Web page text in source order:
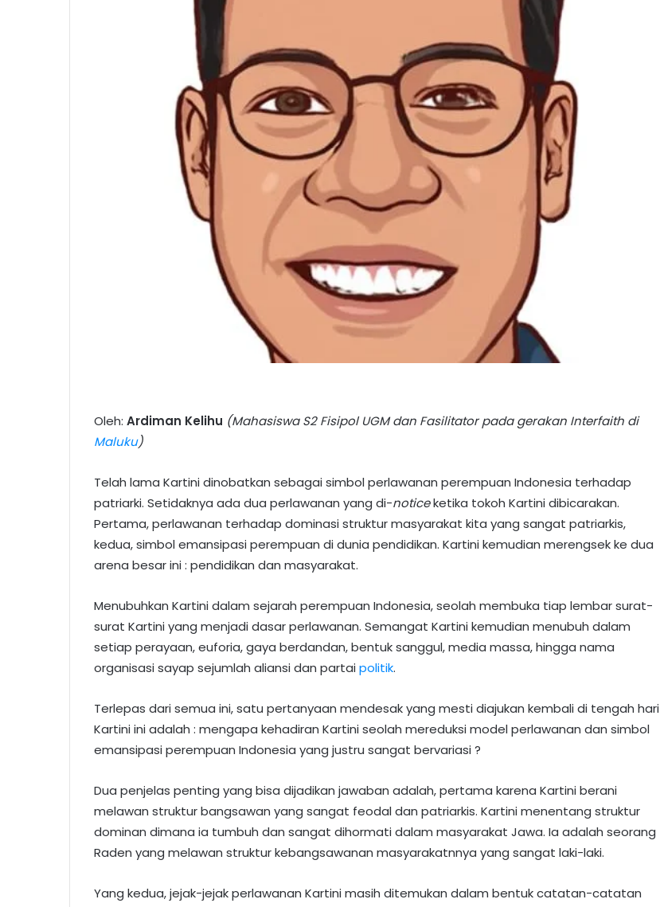
Oleh: Ardiman Kelihu (Mahasiswa S2 Fisipol UGM dan Fasilitator pada gerakan Interfaith di
Maluku)
Telah lama Kartini dinobatkan sebagai simbol perlawanan perempuan Indonesia terhadap
patriarki. Setidaknya ada dua perlawanan yang di-noticeketika tokoh Kartini dibicarakan.
Pertama, perlawanan terhadap dominasi struktur masyarakat kita yang sangat patriarkis,
kedua, simbol emansipasi perempuan di dunia pendidikan. Kartini kemudian merengsek ke dua
arena besar ini : pendidikan dan masyarakat.
Menubuhkan Kartini dalam sejarah perempuan Indonesia, seolah membuka tiap lembar surat-
surat Kartini yang menjadi dasar perlawanan. Semangat Kartini kemudian menubuh dalam
setiap perayaan, euforia, gaya berdandan, bentuk sanggul, media massa, hingga nama
organisasi sayap sejumlah aliansi dan partaipolitik.
Terlepas dari semua ini, satu pertanyaan mendesak yang mesti diajukan kembali di tengah hari
Kartini ini adalah : mengapa kehadiran Kartini seolah mereduksi model perlawanan dan simbol
emansipasi perempuan Indonesia yang justru sangat bervariasi ?
Dua penjelas penting yang bisa dijadikan jawaban adalah, pertama karena Kartini berani
melawan struktur bangsawan yang sangat feodal dan patriarkis. Kartini menentang struktur
dominan dimana ia tumbuh dan sangat dihormati dalam masyarakat Jawa. Ia adalah seorang
Raden yang melawan struktur kebangsawanan masyarakatnnya yang sangat laki-laki.
Yang kedua, jejak-jejak perlawanan Kartini masih ditemukan dalam bentuk catatan-catatan